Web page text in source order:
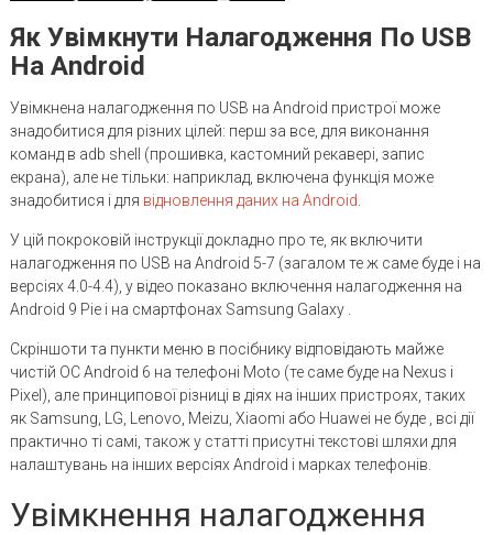
Як Увімкнути Налагодження По USB
На Android
Увімкнена налагодження по USB на Android пристрої може
знадобитися для різних цілей: перш за все, для виконання
команд в adb shell (прошивка, кастомний рекавері, запис
екрана), але не тільки: наприклад, включена функція може
знадобитися і для відновлення даних на Android
У цій покроковій інструкції докладно про те, як включити
налагодження по USB на Android 5-7 (загалом те ж саме буде і на
версіях 4.0-4.4), у відео показано включення налагодження на
Android 9 Pie і на смартфонах Samsung Galaxy .
Скріншоти та пункти меню в посібнику відповідають майже
чистій ОС Android 6 на телефоні Moto (те саме буде на Nexus і
Pixel), але принципової різниці в діях на інших пристроях, таких
як Samsung, LG, Lenovo, Meizu, Xiaomi або Huawei не буде , всі дії
практично ті самі, також у статті присутні текстові шляхи для
налаштувань на інших версіях Android і марках телефонів.
Увімкнення налагодження